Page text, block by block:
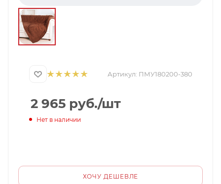
Артикул: ПМУ180200-380
2 965руб./шт
Нет в наличии
ХОЧУ ДЕШЕВЛЕ